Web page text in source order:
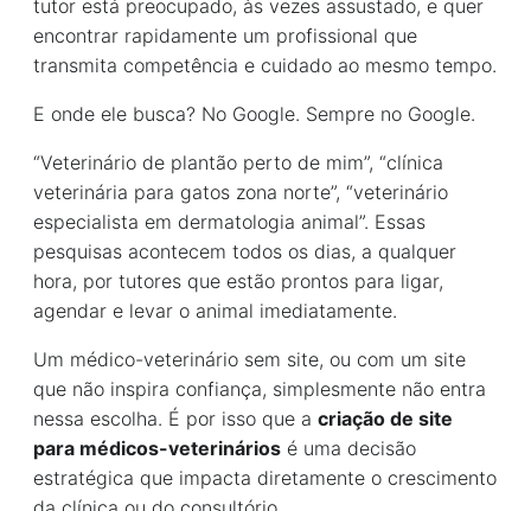
tutor está preocupado, às vezes assustado, e quer
encontrar rapidamente um profissional que
transmita competência e cuidado ao mesmo tempo.
E onde ele busca? No Google. Sempre no Google.
“Veterinário de plantão perto de mim”, “clínica
veterinária para gatos zona norte”, “veterinário
especialista em dermatologia animal”. Essas
pesquisas acontecem todos os dias, a qualquer
hora, por tutores que estão prontos para ligar,
agendar e levar o animal imediatamente.
Um médico-veterinário sem site, ou com um site
que não inspira confiança, simplesmente não entra
nessa escolha. É por isso que a criação de site
para médicos-veterinários é uma decisão
estratégica que impacta diretamente o crescimento